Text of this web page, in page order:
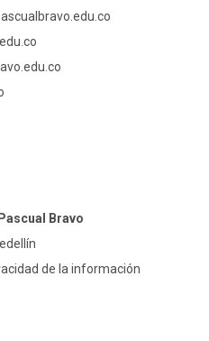
Bravo
de la información